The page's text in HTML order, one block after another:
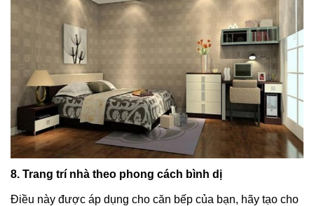
8. Trang trí nhà theo phong cách bình dị
Điều này được áp dụng cho căn bếp của bạn, hãy tạo cho